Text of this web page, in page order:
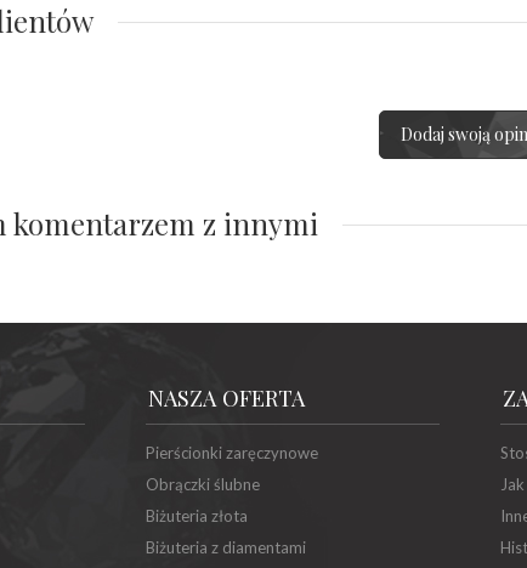
Dodaj swoją
komentarzem z innymi
NASZA OFERTA
Pierścionki zaręczynowe
Obrączki ślubne
Biżuteria złota
Biżuteria z diamentami